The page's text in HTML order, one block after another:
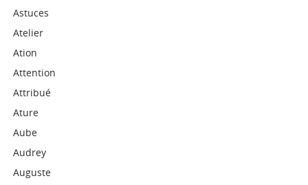
Astuces
Atelier
Ation
Attention
Attribué
Ature
Aube
Audrey
Auguste